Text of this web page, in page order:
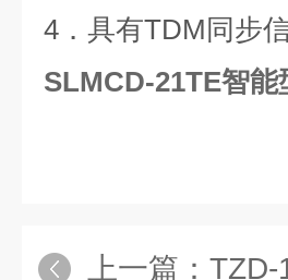
4．具有TDM同步
SLMCD-21TE智
上一篇： TZD-